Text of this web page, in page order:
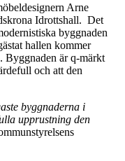
Arne
Idrottshall. Det
byggnaden
hallen kommer
Byggnaden är q-märkt
och att den
byggnaderna i
upprustning den